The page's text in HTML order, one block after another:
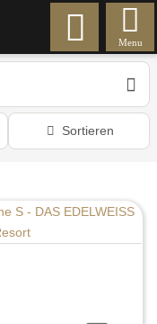
Menu
Sortieren